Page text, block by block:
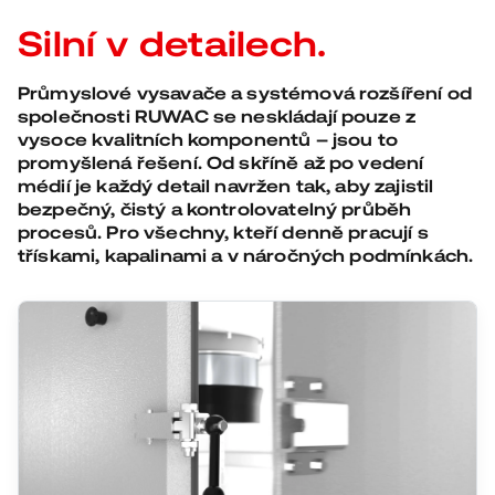
Silní v detailech.
Průmyslové vysavače a systémová rozšíření od
společnosti RUWAC se neskládají pouze z
vysoce kvalitních komponentů – jsou to
promyšlená řešení. Od skříně až po vedení
médií je každý detail navržen tak, aby zajistil
bezpečný, čistý a kontrolovatelný průběh
procesů. Pro všechny, kteří denně pracují s
třískami, kapalinami a v náročných podmínkách.